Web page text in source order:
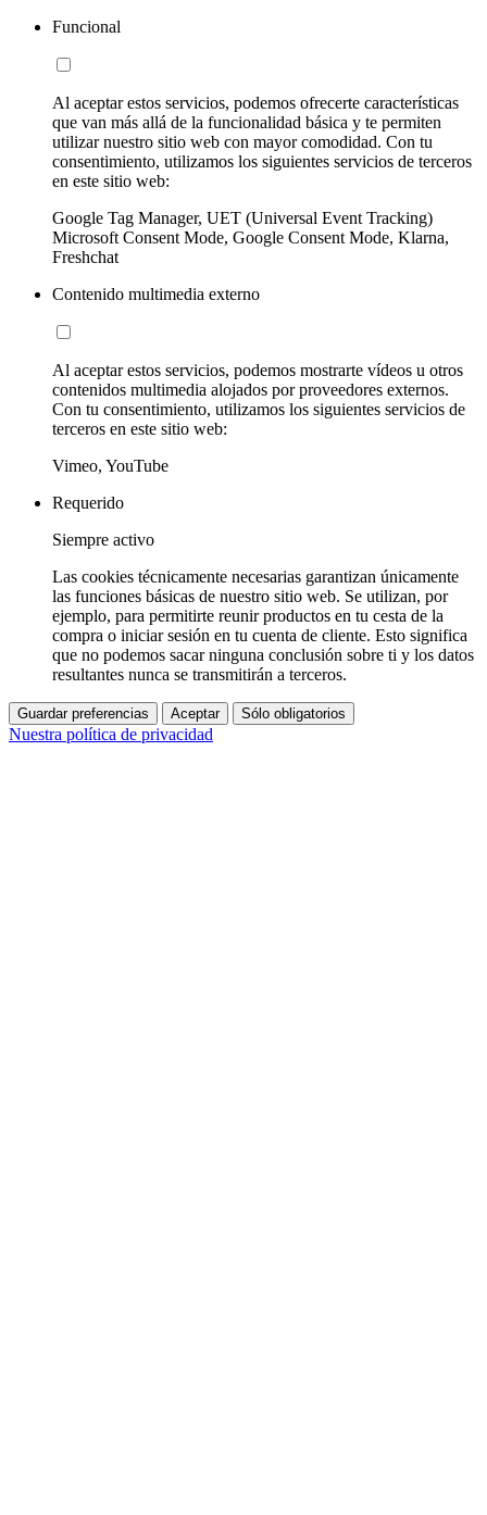
Funcional
Al aceptar estos servicios, podemos ofrecerte características
que van más allá de la funcionalidad básica y te permiten
utilizar nuestro sitio web con mayor comodidad. Con tu
consentimiento, utilizamos los siguientes servicios de terceros
en este sitio web:
Google Tag Manager, UET (Universal Event Tracking)
Microsoft Consent Mode, Google Consent Mode, Klarna,
Freshchat
Contenido multimedia externo
Al aceptar estos servicios, podemos mostrarte vídeos u otros
contenidos multimedia alojados por proveedores externos.
Con tu consentimiento, utilizamos los siguientes servicios de
terceros en este sitio web:
Vimeo, YouTube
Requerido
Siempre activo
Las cookies técnicamente necesarias garantizan únicamente
las funciones básicas de nuestro sitio web. Se utilizan, por
ejemplo, para permitirte reunir productos en tu cesta de la
compra o iniciar sesión en tu cuenta de cliente. Esto significa
que no podemos sacar ninguna conclusión sobre ti y los datos
resultantes nunca se transmitirán a terceros.
Guardar preferencias Aceptar Sólo obligatorios
Nuestra política de privacidad